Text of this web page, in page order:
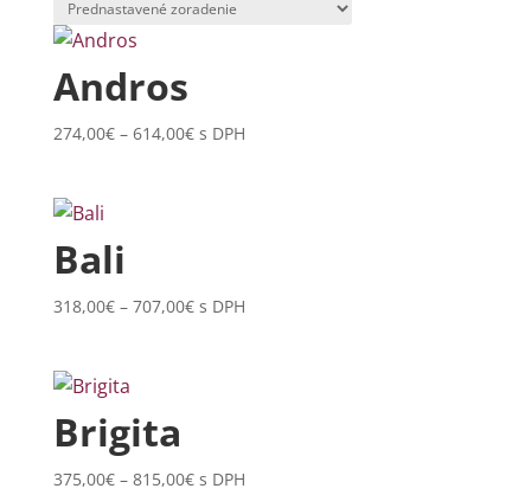
Andros
274,00€ – 614,00€Price
s DPH
Bali
318,00€ – 707,00€Price
s DPH
Brigita
375,00€ – 815,00€Price
s DPH